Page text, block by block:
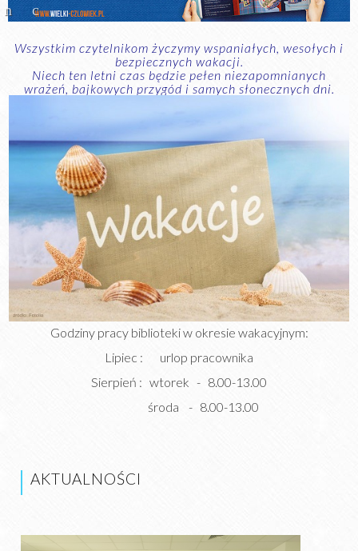
Wszystkim czytelnikom życzymy wspaniałych, wesołych i
bezpiecznych wakacji.
Niech ten letni czas będzie pełen niezapomnianych
wrażeń, bajkowych przygód i samych słonecznych dni.
Godziny pracy biblioteki w okresie wakacyjnym:
Lipiec : urlop pracownika
Sierpień : wtorek - 8.00-13.00
środa - 8.00-13.00
AKTUALNOŚCI